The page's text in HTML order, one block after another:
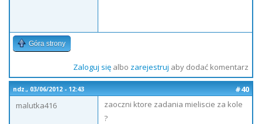
Góra strony
Zaloguj sięalbo zarejestruj aby dodać komentarz
ndz., 03/06/2012 - 12:43
#40
malutka416
zaoczni ktore zadania mieliscie za kole
?